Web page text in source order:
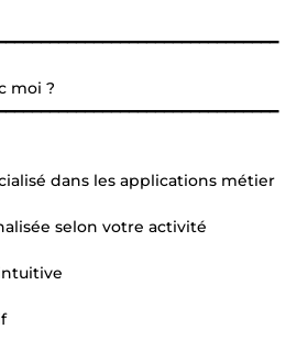
moi ?
dans les applications métier
selon votre activité